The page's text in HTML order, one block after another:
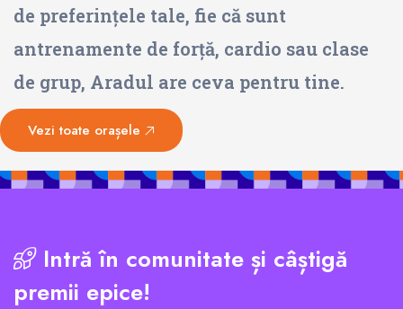
de preferințele tale, fie că sunt
antrenamente de forță, cardio sau clase
de grup, Aradul are ceva pentru tine.
Vezi toate orașele
Intră în comunitate și câștigă
premii epice!